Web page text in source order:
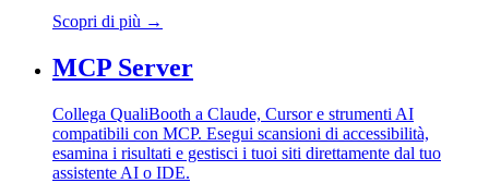
Scopri di più →
MCP Server
Collega QualiBooth a Claude, Cursor e strumenti AI
compatibili con MCP. Esegui scansioni di accessibilità,
esamina i risultati e gestisci i tuoi siti direttamente dal tuo
assistente AI o IDE.